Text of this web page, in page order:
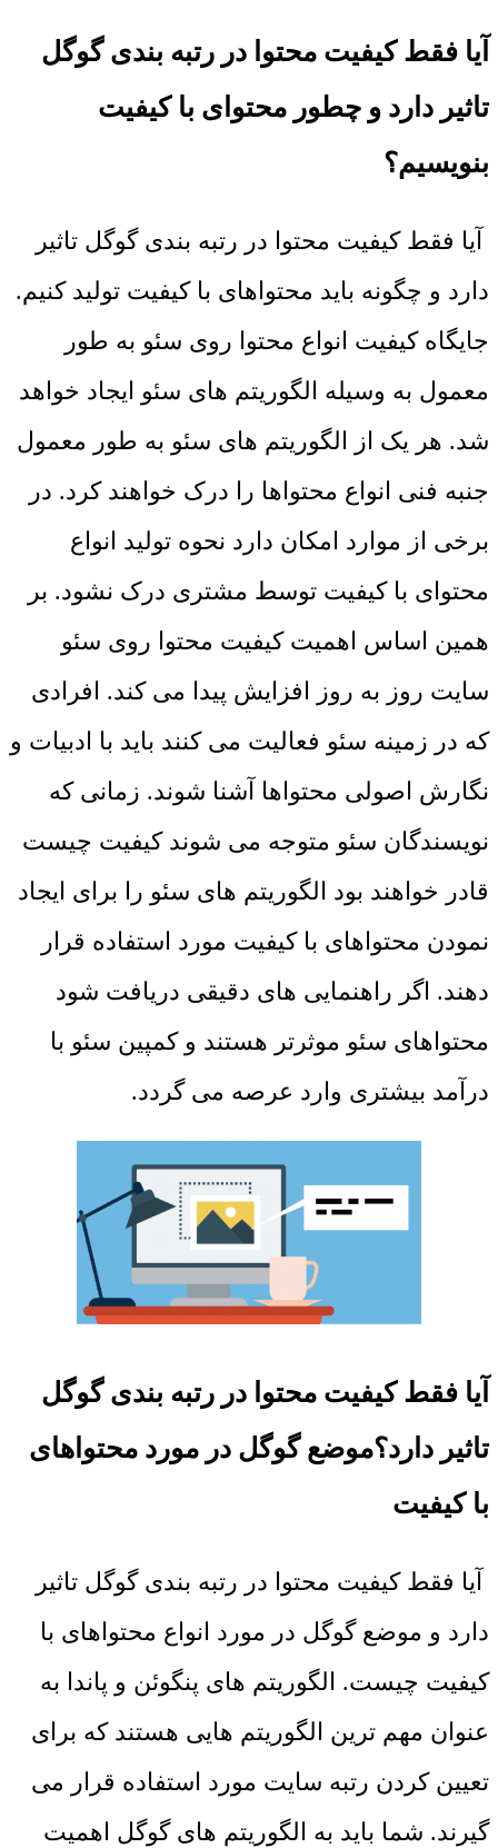
آیا فقط کیفیت محتوا در رتبه بندی گوگل
تاثیر دارد و چطور محتوای با کیفیت
بنویسیم؟
آیا فقط کیفیت محتوا در رتبه بندی گوگل تاثیر
دارد و چگونه باید محتواهای با کیفیت تولید کنیم.
جایگاه کیفیت انواع محتوا روی سئو به طور
معمول به وسیله الگوریتم ‌های سئو ایجاد خواهد
شد. هر یک از الگوریتم‌ های سئو به طور معمول
جنبه فنی انواع محتواها را درک خواهند کرد. در
برخی از موارد امکان دارد نحوه تولید انواع
محتوای با کیفیت توسط مشتری درک نشود. بر
همین اساس اهمیت کیفیت محتوا روی سئو
سایت روز به روز افزایش پیدا می‌ کند. افرادی
که در زمینه سئو فعالیت می ‌کنند باید با ادبیات و
نگارش اصولی محتواها آشنا شوند. زمانی که
نویسندگان سئو متوجه می ‌شوند کیفیت چیست
قادر خواهند بود الگوریتم های سئو را برای ایجاد
نمودن محتواهای با کیفیت مورد استفاده قرار
دهند. اگر راهنمایی‌ های دقیقی دریافت شود
محتواهای سئو موثرتر هستند و کمپین سئو با
درآمد بیشتری وارد عرصه می ‌گردد.
آیا فقط کیفیت محتوا در رتبه بندی گوگل
تاثیر دارد؟موضع گوگل در مورد محتواهای
با کیفیت
آیا فقط کیفیت محتوا در رتبه بندی گوگل تاثیر
دارد و موضع گوگل در مورد انواع محتواهای با
کیفیت چیست. الگوریتم‌ های پنگوئن و پاندا به
عنوان مهم‌ ترین الگوریتم‌ هایی هستند که برای
تعیین کردن رتبه سایت مورد استفاده قرار می
‌گیرند. شما باید به الگوریتم‌ های گوگل اهمیت